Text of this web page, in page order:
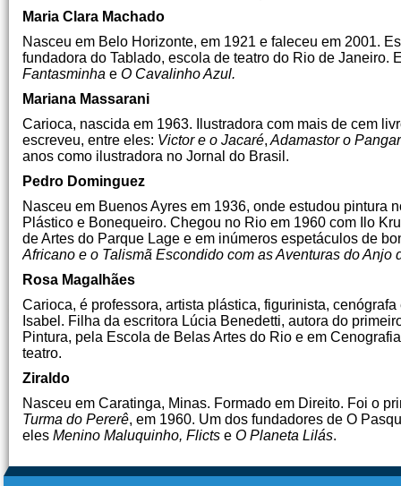
Maria Clara Machado
Nasceu em Belo Horizonte, em 1921 e faleceu em 2001.
fundadora do Tablado, escola de teatro do Rio de
Fantasminha e O Cavalinho Azul.
Mariana Massarani
Carioca, nascida em 1963. Ilustradora com mais de cem
escreveu, entre eles: Victor e o Jacaré, Adamastor o
anos como ilustradora no Jornal do Brasil.
Pedro Dominguez
Nasceu em Buenos Ayres em 1936, onde estudou pintura
Plástico e Bonequeiro. Chegou no Rio em 1960 com Ilo
de Artes do Parque Lage e em inúmeros espetáculos de
Africano e o Talismã Escondido com as Aventuras do Anjo
Rosa Magalhães
Carioca, é professora, artista plástica, figurinista,
Isabel. Filha da escritora Lúcia Benedetti, autora do
Pintura, pela Escola de Belas Artes do Rio e em
teatro.
Ziraldo
Nasceu em Caratinga, Minas. Formado em Direito. Foi o
Turma do Pererê, em 1960. Um dos fundadores de O
eles Menino Maluquinho, Flicts e O Planeta Lilás.